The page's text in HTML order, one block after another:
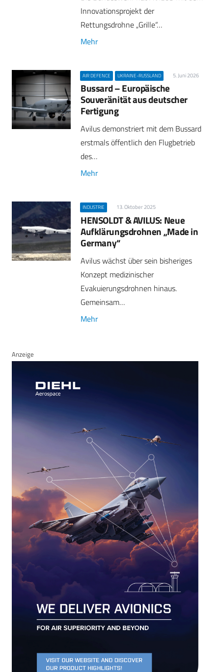
Innovationsprojekt der
Rettungsdrohne „Grille“…
Mehr
AIR DEFENCE UKRAINE-RUSSLAND 5. Juni 2026
Bussard – Europäische
Souveränität aus deutscher
Fertigung
Avilus demonstriert mit dem Bussard
erstmals öffentlich den Flugbetrieb
des…
Mehr
INDUSTRIE 13. Oktober 2025
HENSOLDT & AVILUS: Neue
Aufklärungsdrohnen „Made in
Germany“
Avilus wächst über sein bisheriges
Konzept medizinischer
Evakuierungsdrohnen hinaus.
Gemeinsam…
Mehr
Anzeige